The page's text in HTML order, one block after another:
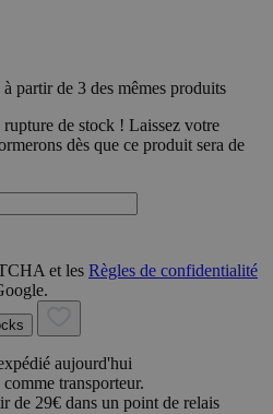
partir de 3 des mêmes produits
de stock ! Laissez votre
dès que ce produit sera de
et les Règles de confidentialité
aujourd'hui
transporteur.
de 29€ dans un point de relais